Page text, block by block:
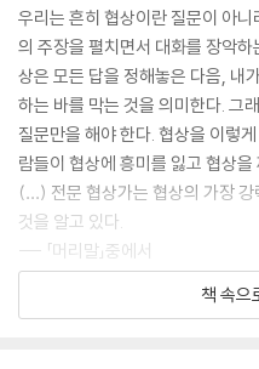
우리는 흔히 협상이란 질문이 아
의 주장을 펼치면서 대화를 장악
상은 모든 답을 정해놓은 다음, 내
하는 바를 막는 것을 의미한다. 그
질문만을 해야 한다. 협상을 이렇
람들이 협상에 흥미를 잃고 협상
(…) 전문 협상가는 협상의 가장
것을 알고 있다.
--- 「머리말」중에서
자신을 올바른 관점으로 바라보려
책 속으